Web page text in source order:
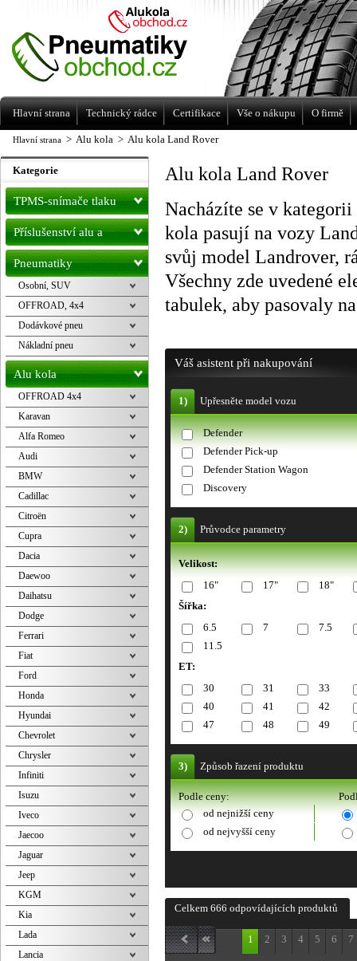
Hlavní strana > Alu kola > Alu kola Land Rover
Alu kola Land Rover
Nacházíte se v
kola pasují na vozy
svůj model Landrover,
Všechny zde uvedené
tabulek, aby pasovaly
Váš asistent při nakupování
1) Upřesněte model vozu
Defender
Defender Pick-up
Defender Station Wagon
Discovery
2) Průvodce parametry
Velikost:
16"
17"
18"
Šířka:
6.5
7
7.5
11.5
ET:
30
31
33
40
41
42
47
48 49
3) Způsob řazení produktu
Podle ceny:
od nejnižší ceny
od nejvyšší ceny
Celkem 666 odpovídajících produktů
1 2 3 4 5 6 7
Kategorie
TPMS-snímače tlaku
Příslušenství alu a
pneu
Pneumatiky
Osobní, SUV
OFFROAD, 4x4
Dodávkové pneu
Nákladní pneu
Alu kola
OFFROAD 4x4
Karavan
Alfa Romeo
Audi
BMW
Cadillac
Citroën
Cupra
Dacia
Daewoo
Daihatsu
Dodge
Ferrari
Fiat
Ford
Honda
Hyundai
Chevrolet
Chrysler
Infiniti
Isuzu
Iveco
Jaecoo
Jaguar
Jeep
KGM
Kia
Lada
Lancia
Levné pneumatiky letní, zimní, Alu kola
a litá kola Racing Line
Hlavní strana Technický rádce Certifikace Vše o nákupu O firmě